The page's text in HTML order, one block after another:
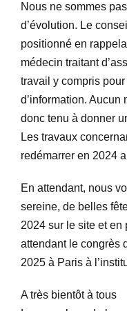
Nous ne sommes
d’évolution. Le
positionné en
médecin traitant
travail y compris
d’information. Aucun
donc tenu à donner
Les travaux
redémarrer en 2024
En attendant, nous
sereine, de belles
2024 sur le site et
attendant le congrès
2025 à Paris à
A très bientôt à tous